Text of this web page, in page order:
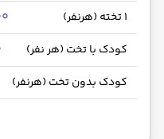
1 تخته (هرنفر)
کودک با تخت (هر نفر)
کودک بدون تخت (هرنفر)